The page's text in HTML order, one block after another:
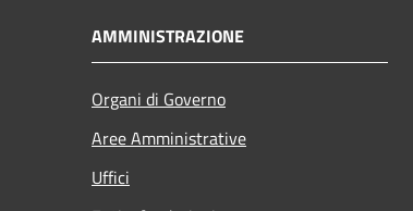
AMMINISTRAZIONE
Organi di Governo
Aree Amministrative
Uffici